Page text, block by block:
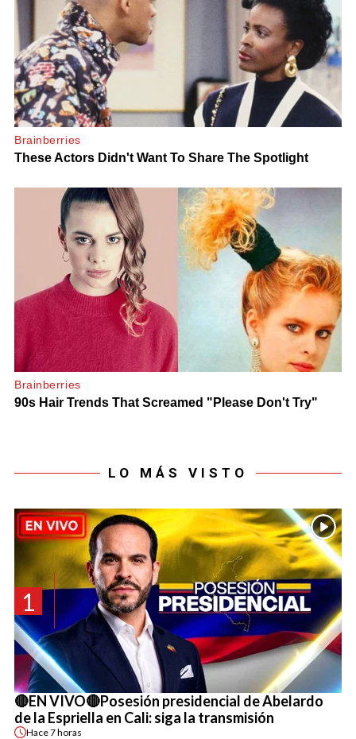
LO MÁS VISTO
1
🔴EN VIVO🔴Posesión presidencial de Abelardo
de la Espriella en Cali: siga la transmisión
Hace7 horas